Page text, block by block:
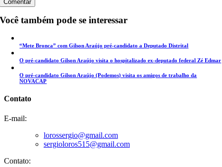
Você também pode se interessar
“Mete Bronca” com Gilson Araújo pré-candidato a Deputado Distrital
O pré-candidato Gilson Araújo visita o hospitalizado ex-deputado federal Zé Edmar
O pré-candidato Gilson Araújo (Podemos) visita os amigos de trabalho da
NOVACAP
Contato
E-mail:
lorossergio@gmail.com
sergioloros515@gmail.com
Contato: